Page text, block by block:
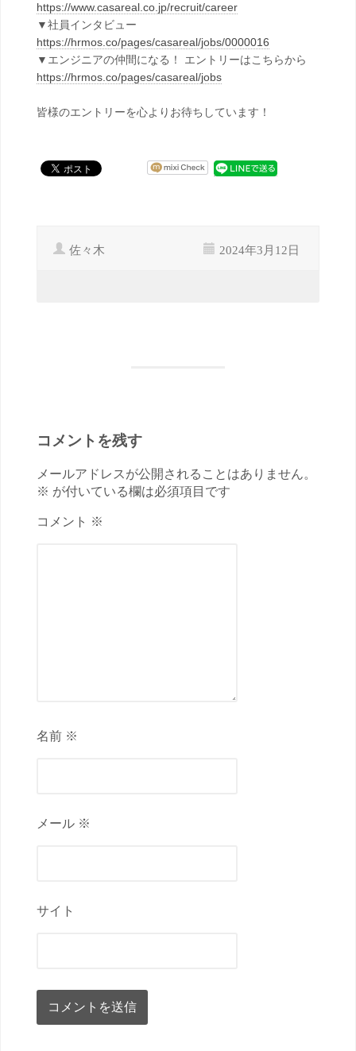
https://www.casareal.co.jp/recruit/career
▼社員インタビュー
https://hrmos.co/pages/casareal/jobs/0000016
▼エンジニアの仲間になる！ エントリーはこちらから
https://hrmos.co/pages/casareal/jobs
皆様のエントリーを心よりお待ちしています！
佐々木 2024年3月12日
コメントを残す
メールアドレスが公開されることはありません。
※ が付いている欄は必須項目です
コメント ※
名前 ※
メール ※
サイト